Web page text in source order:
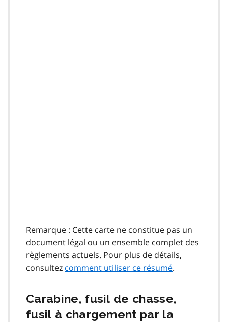
Remarque : Cette carte ne constitue pas un
document légal ou un ensemble complet des
règlements actuels. Pour plus de détails,
consultez comment utiliser ce résumé.
Carabine, fusil de chasse,
fusil à chargement par la